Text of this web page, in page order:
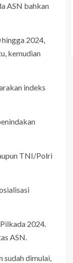
ASN bahkan
2024,
kemudian
indeks
TNI/Polri
2024.
ASN.
sudah dimulai,